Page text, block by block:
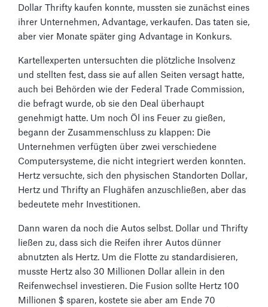
Dollar Thrifty kaufen konnte, mussten sie zunächst eines
ihrer Unternehmen, Advantage, verkaufen. Das taten sie,
aber vier Monate später ging Advantage in Konkurs.
Kartellexperten untersuchten die plötzliche Insolvenz
und stellten fest, dass sie auf allen Seiten versagt hatte,
auch bei Behörden wie der Federal Trade Commission,
die befragt wurde, ob sie den Deal überhaupt
genehmigt hatte. Um noch Öl ins Feuer zu gießen,
begann der Zusammenschluss zu klappen: Die
Unternehmen verfügten über zwei verschiedene
Computersysteme, die nicht integriert werden konnten.
Hertz versuchte, sich den physischen Standorten Dollar,
Hertz und Thrifty an Flughäfen anzuschließen, aber das
bedeutete mehr Investitionen.
Dann waren da noch die Autos selbst. Dollar und Thrifty
ließen zu, dass sich die Reifen ihrer Autos dünner
abnutzten als Hertz. Um die Flotte zu standardisieren,
musste Hertz also 30 Millionen Dollar allein in den
Reifenwechsel investieren. Die Fusion sollte Hertz 100
Millionen $ sparen, kostete sie aber am Ende 70